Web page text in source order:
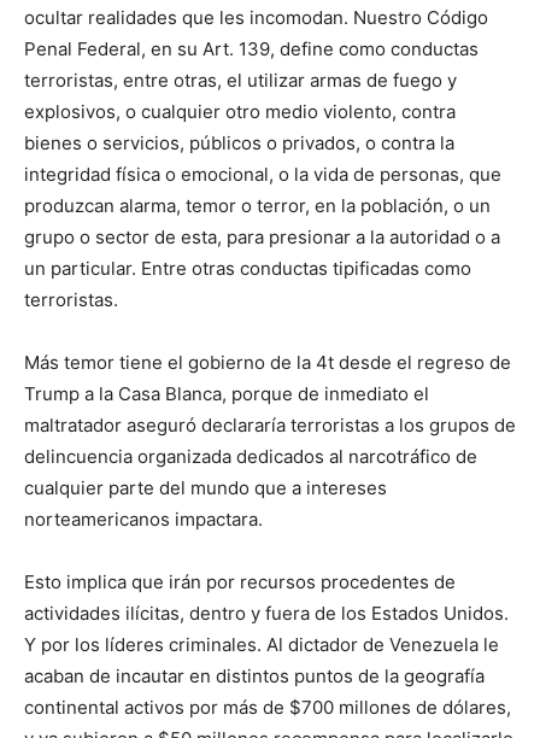
ocultar realidades que les incomodan. Nuestro Código
Penal Federal, en su Art. 139, define como conductas
terroristas, entre otras, el utilizar armas de fuego y
explosivos, o cualquier otro medio violento, contra
bienes o servicios, públicos o privados, o contra la
integridad física o emocional, o la vida de personas, que
produzcan alarma, temor o terror, en la población, o un
grupo o sector de esta, para presionar a la autoridad o a
un particular. Entre otras conductas tipificadas como
terroristas.
Más temor tiene el gobierno de la 4t desde el regreso de
Trump a la Casa Blanca, porque de inmediato el
maltratador aseguró declararía terroristas a los grupos de
delincuencia organizada dedicados al narcotráfico de
cualquier parte del mundo que a intereses
norteamericanos impactara.
Esto implica que irán por recursos procedentes de
actividades ilícitas, dentro y fuera de los Estados Unidos.
Y por los líderes criminales. Al dictador de Venezuela le
acaban de incautar en distintos puntos de la geografía
continental activos por más de $700 millones de dólares,